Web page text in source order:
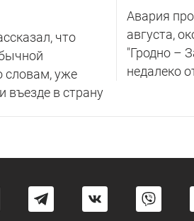
что
словам, уже
въезде в страну
Авария
августа,
"Гродно –
недалеко